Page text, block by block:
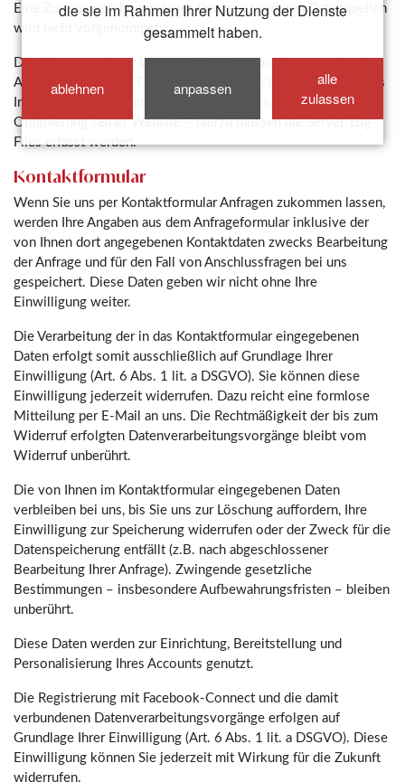
die sie im Rahmen Ihrer Nutzung der Dienste
gesammelt haben.
ablehnen anpassen
alle
zulassen
Eine Zusammenführung dieser Daten mit anderen Datenquellen
wird nicht vorgenommen.
Die Erfassung dieser Daten erfolgt auf Grundlage von Art. 6
Abs. 1 lit. f DSGVO. Der Websitebetreiber hat ein berechtigtes
Interesse an der technisch fehlerfreien Darstellung und der
Optimierung seiner Website – hierzu müssen die Server-Log-
Files erfasst werden.
Kontaktformular
Wenn Sie uns per Kontaktformular Anfragen zukommen lassen,
werden Ihre Angaben aus dem Anfrageformular inklusive der
von Ihnen dort angegebenen Kontaktdaten zwecks Bearbeitung
der Anfrage und für den Fall von Anschlussfragen bei uns
gespeichert. Diese Daten geben wir nicht ohne Ihre
Einwilligung weiter.
Die Verarbeitung der in das Kontaktformular eingegebenen
Daten erfolgt somit ausschließlich auf Grundlage Ihrer
Einwilligung (Art. 6 Abs. 1 lit. a DSGVO). Sie können diese
Einwilligung jederzeit widerrufen. Dazu reicht eine formlose
Mitteilung per E-Mail an uns. Die Rechtmäßigkeit der bis zum
Widerruf erfolgten Datenverarbeitungsvorgänge bleibt vom
Widerruf unberührt.
Die von Ihnen im Kontaktformular eingegebenen Daten
verbleiben bei uns, bis Sie uns zur Löschung auffordern, Ihre
Einwilligung zur Speicherung widerrufen oder der Zweck für die
Datenspeicherung entfällt (z.B. nach abgeschlossener
Bearbeitung Ihrer Anfrage). Zwingende gesetzliche
Bestimmungen – insbesondere Aufbewahrungsfristen – bleiben
unberührt.
Diese Daten werden zur Einrichtung, Bereitstellung und
Personalisierung Ihres Accounts genutzt.
Die Registrierung mit Facebook-Connect und die damit
verbundenen Datenverarbeitungsvorgänge erfolgen auf
Grundlage Ihrer Einwilligung (Art. 6 Abs. 1 lit. a DSGVO). Diese
Einwilligung können Sie jederzeit mit Wirkung für die Zukunft
widerrufen.